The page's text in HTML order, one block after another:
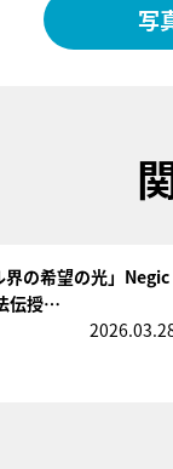
写
界の希望の光」Negic
伝授…